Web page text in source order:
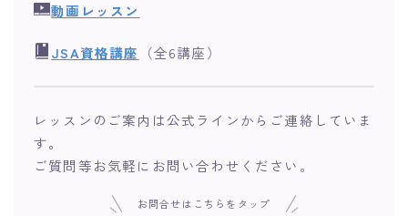
動画レッスン
JSA資格講座 （全6講座）
レッスンのご案内は公式ラインからご連絡していま
す。
ご質問等お気軽にお問い合わせください。
お問合せはこちらをタップ